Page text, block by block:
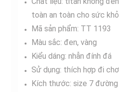
toàn an toàn cho sức
Mã sản phẩm: TT 1193
Màu sắc: đen, vàng
Kiểu dáng: nhẫn đính đá
Sử dụng: thích hợp đi
Kích thước: size 7